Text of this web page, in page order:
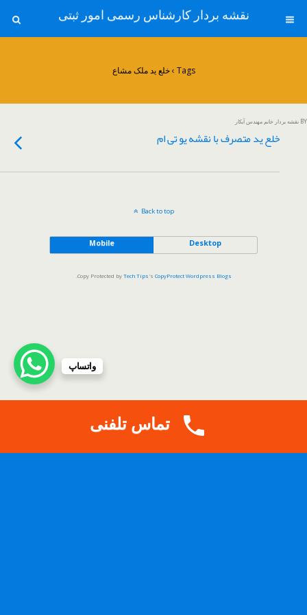
نقشه بردار کارشناس رسمی امور ثبتی
Tags › خلع ید ملک مشاع
BY نقشه بردار خانم مهندس آبکار
خلع ید متصرف با نقشه یو تی ام
Back to top
Mobile Desktop
Copy Protected by Tech Tips 's CopyProtect Wordpress Blogs
.
واتساپ
تماس تلفنی